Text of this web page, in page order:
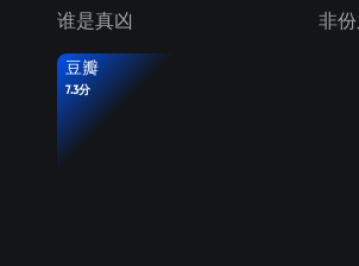
谁是真凶 非
豆瓣
7.3分